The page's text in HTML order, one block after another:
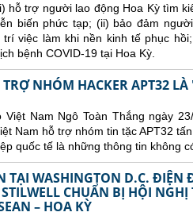
hỗ trợ người lao động Hoa Kỳ tìm
biến phức tạp; (ii) bảo đảm
việc làm khi nền kinh tế phục
bệnh COVID-19 tại Hoa Kỳ.
NHÓM HACKER APT32
Việt Nam Ngô Toàn Thắng ngày
Nam hỗ trợ nhóm tin tặc APT32
quốc tế là những thông tin không
TẠI WASHINGTON D.C. ĐIỆN
CHUẨN BỊ HỘI NGHỊ
– HOA KỲ